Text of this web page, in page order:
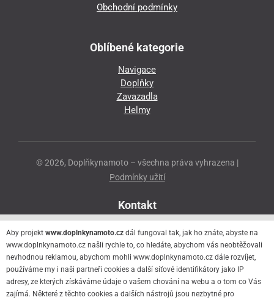
Obchodní podmínky
Oblíbené kategorie
Navigace
Doplňky
Zavazadla
Helmy
© 2026, Doplňkynamoto – všechna práva vyhrazena |
Podmínky užití
Kontakt
Přeloučská 86
530 06 Pardubice - Staré Čivice
776 056 073
motorider.rf@seznam.cz
Aby projekt www.doplnkynamoto.cz dál fungoval tak, jak ho znáte, abyste na
www.doplnkynamoto.cz našli rychle to, co hledáte, abychom vás neobtěžovali
nevhodnou reklamou, abychom mohli www.doplnkynamoto.cz dále rozvíjet,
používáme my i naši partneři cookies a další síťové identifikátory jako IP
adresy, ze kterých získáváme údaje o vašem chování na webu a o tom co Vás
zajímá. Některé z těchto cookies a dalších nástrojů jsou nezbytné pro